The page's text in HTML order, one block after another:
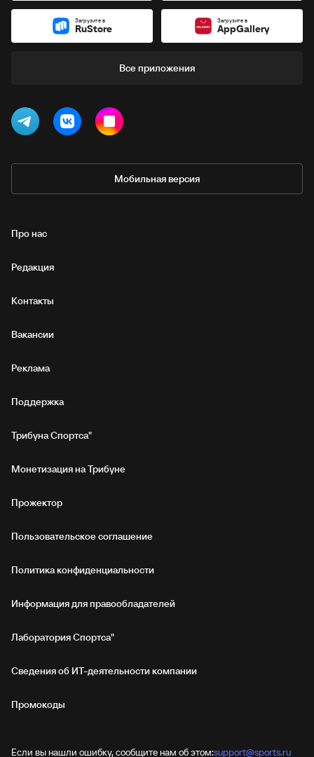
Загрузите в
RuStore
Загрузите в
AppGallery
Все приложения
Мобильная версия
Про нас
Редакция
Контакты
Вакансии
Реклама
Поддержка
Трибуна Спортса"
Монетизация на Трибуне
Прожектор
Пользовательское соглашение
Политика конфиденциальности
Информация для правообладателей
Лаборатория Спортса"
Сведения об ИТ‑деятельности компании
Промокоды
Если вы нашли ошибку, сообщите нам об этом:support@sports.ru